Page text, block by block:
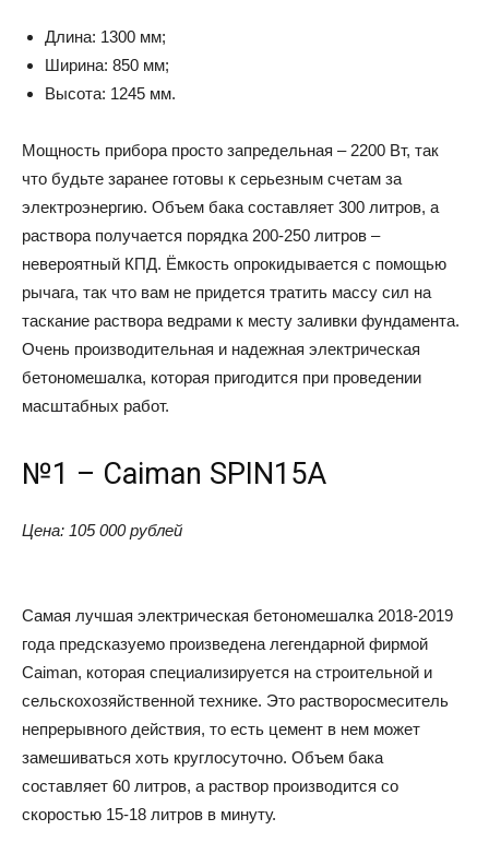
Длина: 1300 мм;
Ширина: 850 мм;
Высота: 1245 мм.
Мощность прибора просто запредельная – 2200 Вт, так
что будьте заранее готовы к серьезным счетам за
электроэнергию. Объем бака составляет 300 литров, а
раствора получается порядка 200-250 литров –
невероятный КПД. Ёмкость опрокидывается с помощью
рычага, так что вам не придется тратить массу сил на
таскание раствора ведрами к месту заливки фундамента.
Очень производительная и надежная электрическая
бетономешалка, которая пригодится при проведении
масштабных работ.
№1 – Caiman SPIN15A
Цена: 105 000 рублей
Самая лучшая электрическая бетономешалка 2018-2019
года предсказуемо произведена легендарной фирмой
Caiman, которая специализируется на строительной и
сельскохозяйственной технике. Это растворосмеситель
непрерывного действия, то есть цемент в нем может
замешиваться хоть круглосуточно. Объем бака
составляет 60 литров, а раствор производится со
скоростью 15-18 литров в минуту.